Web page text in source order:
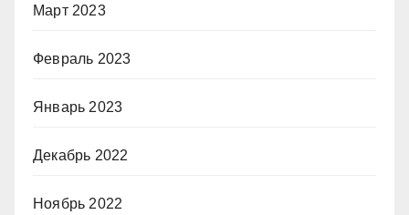
Март 2023
Февраль 2023
Январь 2023
Декабрь 2022
Ноябрь 2022